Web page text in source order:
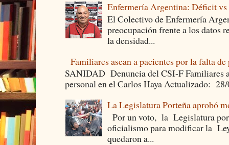
Enfermería Argentina: Déficit
El Colectivo de Enfermería
preocupación frente a los datos
la densidad...
Familiares asean a pacientes por la falta
SANIDAD Denuncia del CSI-F Familiares
personal en el Carlos Haya Actualizado:
La Legislatura Porteña aprobó
Por un voto, la Legislatura
oficialismo para modificar la
quedaron a...